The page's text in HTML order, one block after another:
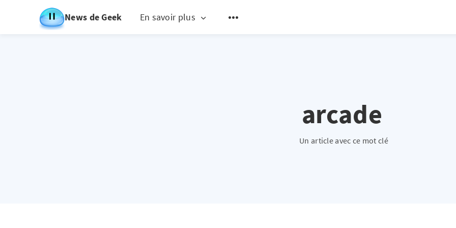
News de Geek En savoir plus
arcade
Un article avec ce mot clé